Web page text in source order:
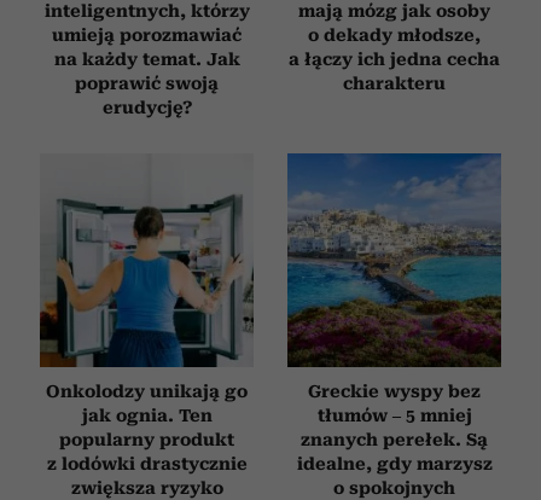
inteligentnych, którzy
umieją porozmawiać
na każdy temat. Jak
poprawić swoją
erudycję?
mają mózg jak osoby
o dekady młodsze,
a łączy ich jedna cecha
charakteru
Onkolodzy unikają go
jak ognia. Ten
popularny produkt
z lodówki drastycznie
zwiększa ryzyko
Greckie wyspy bez
tłumów – 5 mniej
znanych perełek. Są
idealne, gdy marzysz
o spokojnych